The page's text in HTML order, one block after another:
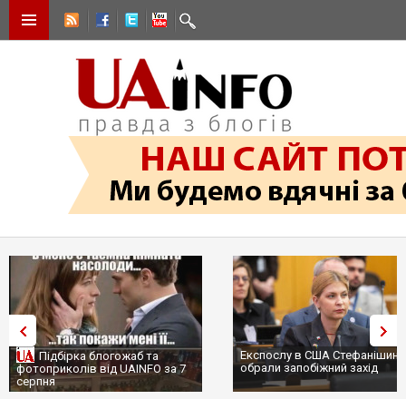
Підбірка блогожаб та
фотоприколів від UAINFO за 7
серпня
Експослу в США
обрали запобіжний захід